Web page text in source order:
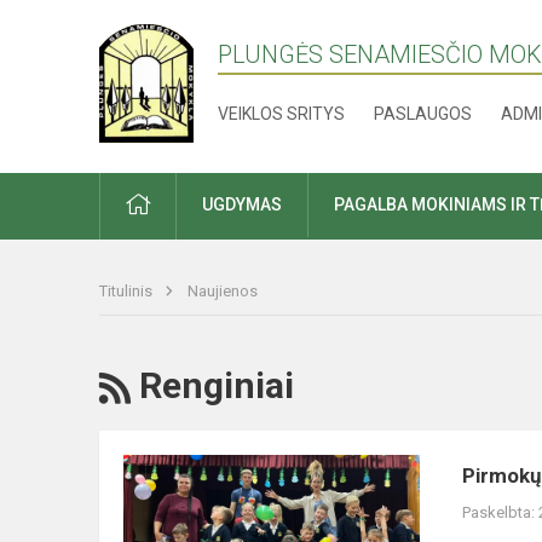
PLUNGĖS SENAMIESČIO
VEIKLOS SRITYS PASLAUGOS
PRADŽIAUGDYMAS PAGALBA MOKINIAMS IR
Titulinis Naujienos
RSS
Renginiai
Pirmokų
ir
penktokų
Paskelbta: